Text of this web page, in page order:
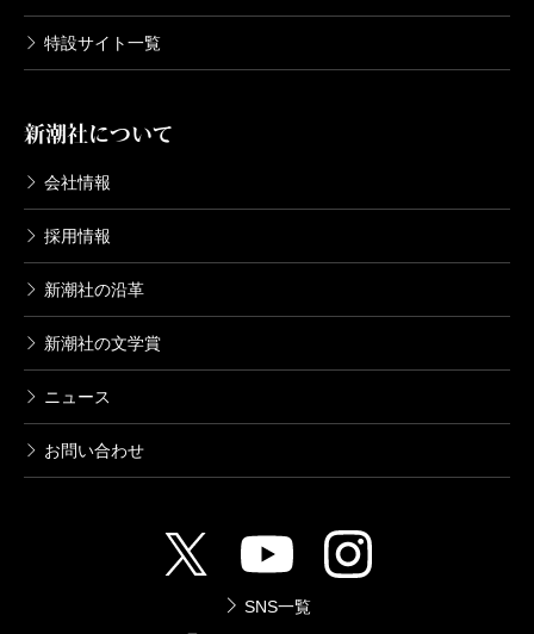
特設サイト一覧
新潮社について
会社情報
採用情報
新潮社の沿革
新潮社の文学賞
ニュース
お問い合わせ
SNS一覧